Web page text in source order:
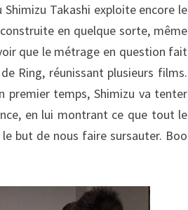
Takashi exploite encore le
en quelque sorte, même
que le métrage en question fait
Ring, réunissant plusieurs films.
premier temps, Shimizu va tenter
en lui montrant ce que tout le
but de nous faire sursauter. Boo